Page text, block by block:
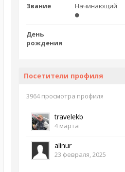
Звание Начинающий
День
рождения
Посетители профиля
3964 просмотра профиля
travelekb
4 марта
alinur
23 февраля, 2025